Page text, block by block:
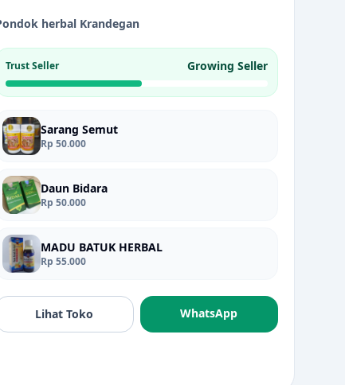
herbal Krandegan
Trust Seller Growing Seller
Sarang Semut
Rp 50.000
Daun Bidara
Rp 50.000
MADU BATUK HERBAL
Rp 55.000
Lihat Toko WhatsApp